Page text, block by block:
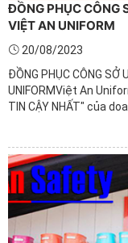
ĐỒNG PHỤC CÔNG
VIỆT AN UNIFORM
20/08/2023
ĐỒNG PHỤC CÔNG SỞ
UNIFORMViệt An
TIN CẬY NHẤT" của
nâng cao thì nhu cầu